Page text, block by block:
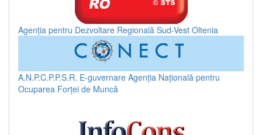
Agenția pentru Dezvoltare Regională Sud-Vest Oltenia
A.N.P.C.P.P.S.R. E-guvernare Agenția Națională pentru
Ocuparea Forței de Muncă